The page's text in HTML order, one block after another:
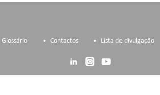
Glossário Contactos Lista de divulgação